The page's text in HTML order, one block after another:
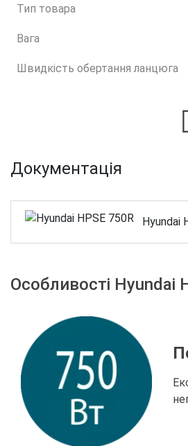
Тип товара
Вага
Швидкість обертання ланцюга
Документація
Hyundai
Особливості Hyundai